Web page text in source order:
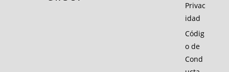
Privac
idad
Códig
o de
Cond